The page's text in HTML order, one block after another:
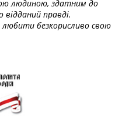
людиною, здатним до
відданий правді.
любити безкорисливо свою